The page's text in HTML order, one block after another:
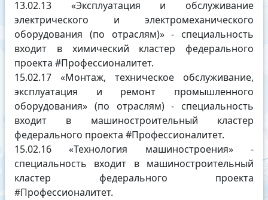
13.02.13 «Эксплуатация и обслуживание
электрического и электромеханического
оборудования (по отраслям)» - специальность
входит в химический кластер федерального
проекта #Профессионалитет.
15.02.17 «Монтаж, техническое обслуживание,
эксплуатация и ремонт промышленного
оборудования» (по отраслям) - специальность
входит в машиностроительный кластер
федерального проекта #Профессионалитет.
15.02.16 «Технология машиностроения» -
специальность входит в машиностроительный
кластер федерального проекта
#Профессионалитет.